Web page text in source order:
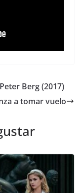
Berg (2017)
a tomar vuelo